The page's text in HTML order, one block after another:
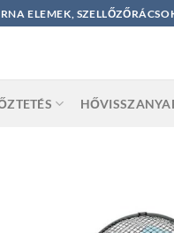
ELEMEK,